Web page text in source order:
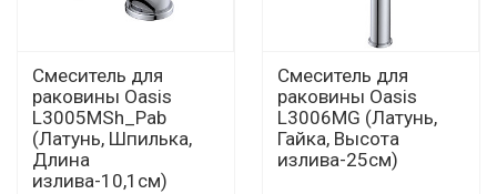
Смеситель для
раковины Oasis
L3005МSh_Pab
(Латунь, Шпилька,
Длина
излива-10,1см)
Смеситель для
раковины Oasis
L3006МG (Латунь,
Гайка, Высота
излива-25см)